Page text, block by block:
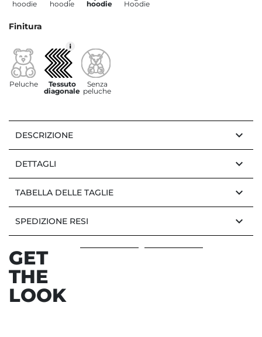
hoodie
hoodie
hoodie
Hoodie
Finitura
Peluche
Tessuto
diagonale
Senza
peluche
DESCRIZIONE keyboard_arrow_down
DETTAGLI keyboard_arrow_down
TABELLA DELLE TAGLIE keyboard_arrow_down
SPEDIZIONE RESI keyboard_arrow_down
GET
THE
LOOK